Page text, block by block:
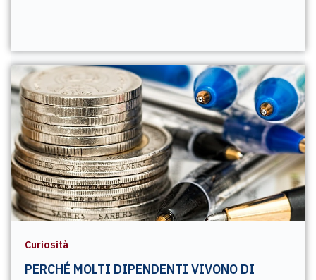
Curiosità
PERCHÉ MOLTI DIPENDENTI VIVONO DI